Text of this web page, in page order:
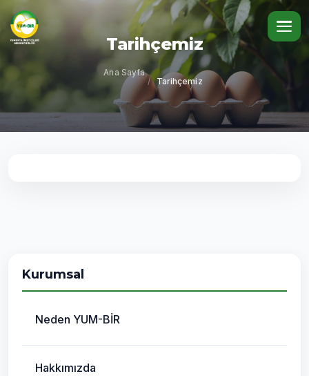
Tarihçemiz
Ana Sayfa
/ Tarihçemiz
Kurumsal
Neden YUM-BİR
Hakkımızda